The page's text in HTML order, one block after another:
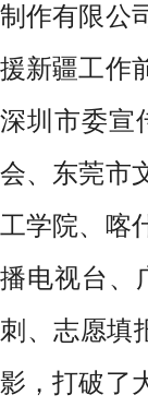
制作有限公
援新疆工作
深圳市委宣
会、东莞市
工学院、喀
播电视台、
刺、志愿填
影，打破了